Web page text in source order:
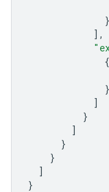
}
],
{
}
]
}
]
}
}
]
}